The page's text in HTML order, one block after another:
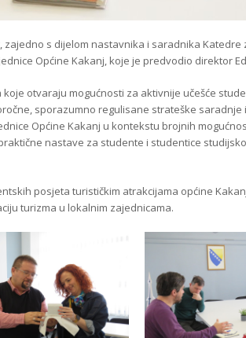
s dijelom nastavnika i saradnika Katedre
Općine Kakanj, koje je predvodio direktor
otvaraju mogućnosti za aktivnije učešće
sporazumno regulisane strateške saradnje
Općine Kakanj u kontekstu brojnih
nastave za studente i studentice
posjeta turističkim atrakcijama općine
turizma u lokalnim zajednicama.